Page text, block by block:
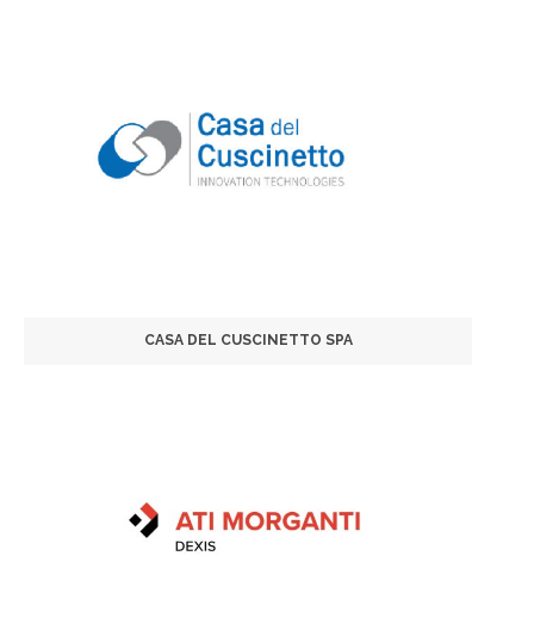
CASA DEL CUSCINETTO SPA